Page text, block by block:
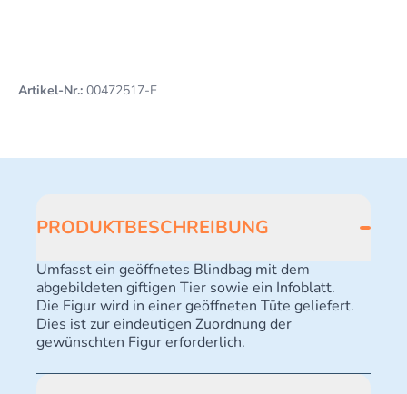
Artikel-Nr.: 00472517-F
PRODUKTBESCHREIBUNG
Umfasst ein geöffnetes Blindbag mit dem
abgebildeten giftigen Tier sowie ein Infoblatt.
Die Figur wird in einer geöffneten Tüte geliefert.
Dies ist zur eindeutigen Zuordnung der
gewünschten Figur erforderlich.